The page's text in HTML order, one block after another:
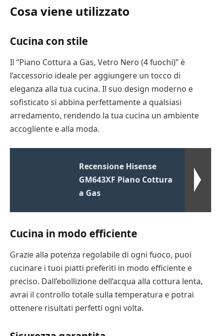
Cosa viene utilizzato
Cucina con stile
Il “Piano Cottura a Gas, Vetro Nero (4 fuochi)” è
l’accessorio ideale per aggiungere un tocco di
eleganza alla tua cucina. Il suo design moderno e
sofisticato si abbina perfettamente a qualsiasi
arredamento, rendendo la tua cucina un ambiente
accogliente e alla moda.
Recensione Hisense
GM643XF Piano Cottura
a Gas
Cucina in modo efficiente
Grazie alla potenza regolabile di ogni fuoco, puoi
cucinare i tuoi piatti preferiti in modo efficiente e
preciso. Dall’ebollizione dell’acqua alla cottura lenta,
avrai il controllo totale sulla temperatura e potrai
ottenere risultati perfetti ogni volta.